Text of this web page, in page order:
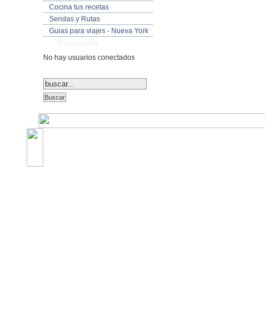
Cocina tus recetas
Sendas y Rutas
Guias para viajes - Nueva York
No hay usuarios conectados